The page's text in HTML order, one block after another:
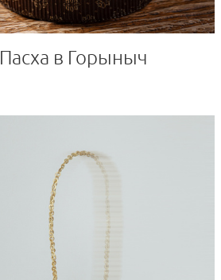
Пасха в Горыныч